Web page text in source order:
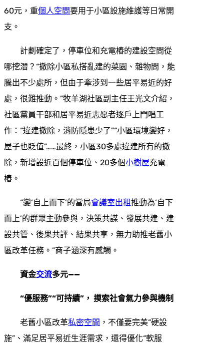
60元，重個人空間要用于小區設施維護等日常開
支。
計劃確定了，停車位和充電樁的建設空間從
哪挖潛？“撤除小區私搭亂建的菜園、雜物間，能
騰出不少處所，但由于牽涉到一些居平易近的好
處，很難推動。”牧羊湖社區副主任王光文介紹，
社區黨員干部和居平易近志愿者逐戶上門唱工
作：“違建撤除，消防隱患少了”“小區環境變好，
屋子也貶值”……最終，小區30多處違建所有的撤
除，新增設近百個停車位、20多個小樹屋充電
樁。
“變‘自上而下’的當局會議室出租推動為‘自下
而上’的群眾主動參與，決策共謀、發展共建、建
設共管、後果共評、結果共享，無力助推老舊小
區改革任務。”商子涵深有感觸。
資金交流多元——
“優服務”“可持續”， 摸索社會氣力參與機制
老舊小區改革私密空間 ，不僅要完美“硬設
施”、滿足居平易近生涯需求，還得優化“軟服